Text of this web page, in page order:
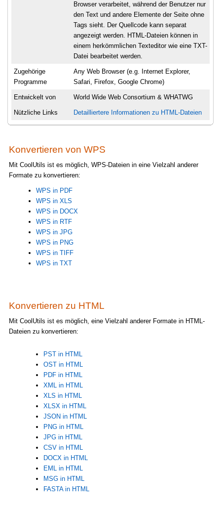
Browser verarbeitet, während der Benutzer nur
den Text und andere Elemente der Seite ohne
Tags sieht. Der Quellcode kann separat
angezeigt werden. HTML-Dateien können in
einem herkömmlichen Texteditor wie eine TXT-
Datei bearbeitet werden.
Zugehörige
Programme
Any Web Browser (e.g. Internet Explorer,
Safari, Firefox, Google Chrome)
Entwickelt von World Wide Web Consortium & WHATWG
Nützliche Links Detailliertere Informationen zu HTML-Dateien
Konvertieren von WPS
Mit CoolUtils ist es möglich, WPS-Dateien in eine Vielzahl anderer
Formate zu konvertieren:
WPS in PDF
WPS in XLS
WPS in DOCX
WPS in RTF
WPS in JPG
WPS in PNG
WPS in TIFF
WPS in TXT
Konvertieren zu HTML
Mit CoolUtils ist es möglich, eine Vielzahl anderer Formate in HTML-
Dateien zu konvertieren:
PST in HTML
OST in HTML
PDF in HTML
XML in HTML
XLS in HTML
XLSX in HTML
JSON in HTML
PNG in HTML
JPG in HTML
CSV in HTML
DOCX in HTML
EML in HTML
MSG in HTML
FASTA in HTML